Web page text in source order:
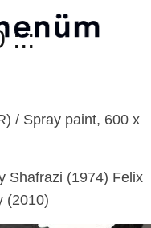
:::
/ Spray paint, 600 x
Shafrazi (1974) Felix
(2010)